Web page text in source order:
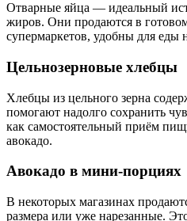
Отварные яйца — идеальный
жиров. Они продаются в
супермаркетов, удобны для еды
Цельнозерновые хлебцы
Хлебцы из цельного зерна
помогают надолго сохранить
как самостоятельный приём
авокадо.
Авокадо в мини-порциях
В некоторых магазинах
размера или уже нарезанные.